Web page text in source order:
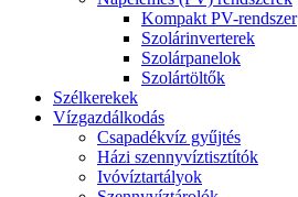
Kompakt PV-rendszer
Szolárinverterek
Szolárpanelok
Szolártöltők
Szélkerekek
Vízgazdálkodás
Csapadékvíz gyűjtés
Házi szennyvíztisztítók
Ivóvíztartályok